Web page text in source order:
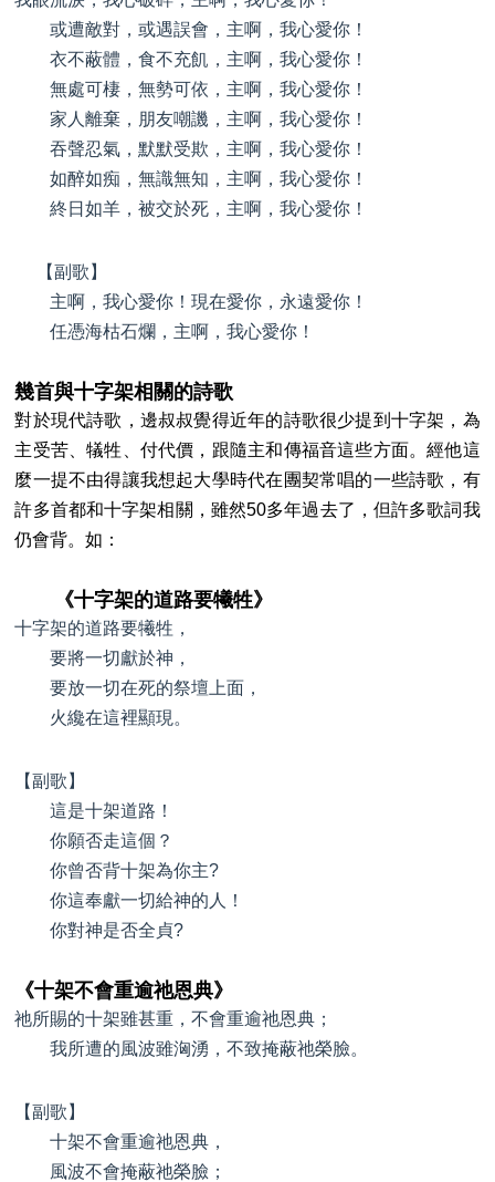
或遭敵對，或遇誤會，主啊，我心愛你！
衣不蔽體，食不充飢，主啊，我心愛你！
無處可棲，無勢可依，主啊，我心愛你！
家人離棄，朋友嘲譏，主啊，我心愛你！
吞聲忍氣，默默受欺，主啊，我心愛你！
如醉如痴，無識無知，主啊，我心愛你！
終日如羊，被交於死，主啊，我心愛你！
【副歌】
主啊，我心愛你！現在愛你，永遠愛你！
任憑海枯石爛，主啊，我心愛你！
幾首與十字架相關的詩歌
對於現代詩歌，邊叔叔覺得近年的詩歌很少提到十字架，為
主受苦、犠牲、付代價，跟隨主和傳福音這些方面。經他這
麼一提不由得讓我想起大學時代在團契常唱的一些詩歌，有
許多首都和十字架相關，雖然50多年過去了，但許多歌詞我
仍會背。如：
《十字架的道路要犧牲》
十字架的道路要犧牲，
要將一切獻於神，
要放一切在死的祭壇上面，
火纔在這裡顯現。
【副歌】
這是十架道路！
你願否走這個？
你曾否背十架為你主?
你這奉獻一切給神的人！
你對神是否全貞?
《十架不會重逾祂恩典》
祂所賜的十架雖甚重，不會重逾祂恩典；
我所遭的風波雖洶湧，不致掩蔽祂榮臉。
【副歌】
十架不會重逾祂恩典，
風波不會掩蔽祂榮臉；